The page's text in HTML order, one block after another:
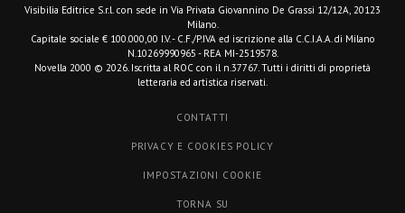
Visibilia Editrice S.r.l. con sede in Via Privata Giovannino De Grassi 12/12A, 20123
Milano.
Capitale sociale € 100.000,00 I.V. - C.F./P.IVA ed iscrizione alla C.C.I.A.A. di Milano
N.10269990965 - REA MI-2519578.
Novella 2000 © 2026. Iscritta al ROC con il n.37767. Tutti i diritti di proprietà
letteraria ed artistica riservati.
CONTATTI
PRIVACY E COOKIES POLICY
IMPOSTAZIONI COOKIE
TORNA SU